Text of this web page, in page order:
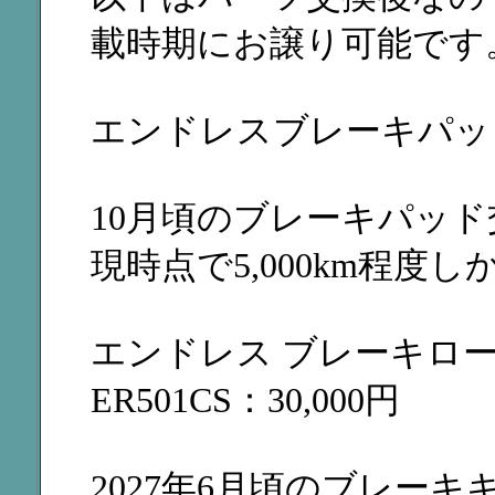
載時期にお譲り可能です
エンドレスブレーキパッ
10月頃のブレーキパッ
現時点で5,000km程度し
エンドレス ブレーキロ
ER501CS：30,000円